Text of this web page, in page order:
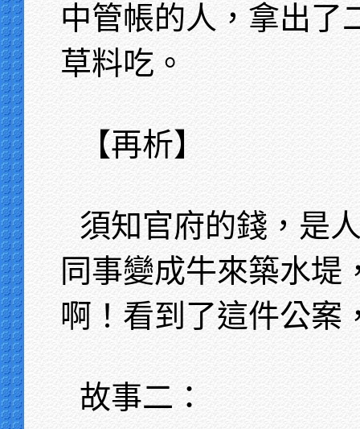
中管帳的人，拿出了
草料吃。
【再析】
須知官府的錢，是
同事變成牛來築水堤
啊！看到了這件公案
故事二：